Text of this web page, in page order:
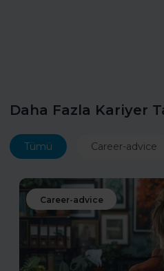
Daha Fazla Kariyer
Tümü Career-advice
Career-advice